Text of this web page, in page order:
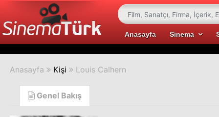
Anasayfa Sinema
Anasayfa Kişi Louis Calhern
Genel Bakış